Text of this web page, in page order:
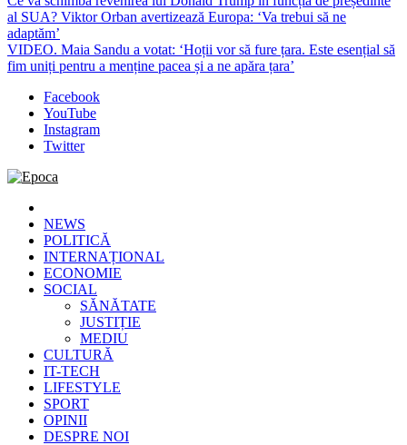
al SUA? Viktor Orban avertizează Europa: ‘Va trebui să ne
adaptăm’
VIDEO. Maia Sandu a votat: ‘Hoții vor să fure țara. Este esențial să
fim uniți pentru a menține pacea și a ne apăra țara’
Facebook
YouTube
Instagram
Twitter
Epoca
Cele mai noi știri online din România
NEWS
POLITICĂ
INTERNAȚIONAL
ECONOMIE
SOCIAL
SĂNĂTATE
JUSTIȚIE
MEDIU
CULTURĂ
IT-TECH
LIFESTYLE
SPORT
OPINII
DESPRE NOI